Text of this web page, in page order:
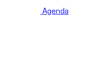
Agenda